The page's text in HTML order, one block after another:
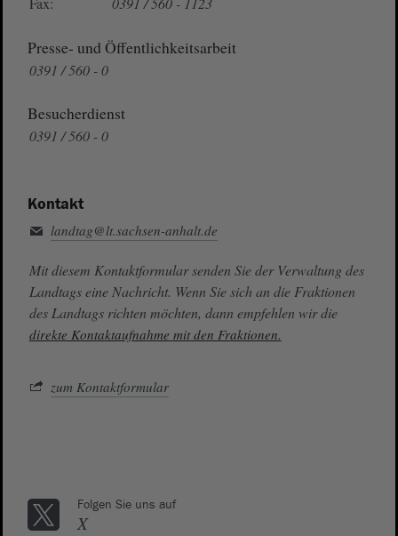
Presse- und Öffentlichkeitsarbeit
0391 / 560 - 0
Besucherdienst
0391 / 560 - 0
Kontakt
landtag@lt.sachsen-anhalt.de
Mit diesem Kontaktformular senden Sie der Verwaltung des
Landtags eine Nachricht. Wenn Sie sich an die Fraktionen
des Landtags richten möchten, dann empfehlen wir die
direkte Kontaktaufnahme mit den Fraktionen.
zum Kontaktformular
Folgen Sie uns auf
X